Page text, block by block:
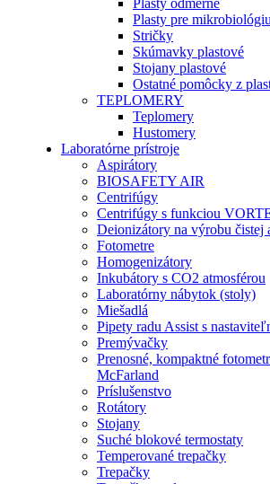
Plasty odmerné
Plasty pre mikrobiológiu
Stričky
Skúmavky plastové
Stojany plastové
Ostatné pomôcky z
TEPLOMERY
Teplomery
Hustomery
Laboratórne prístroje
Aspirátory
BIOSAFETY AIR
Centrifúgy
Centrifúgy s funkciou
Deionizátory na výrobu čistej
Fotometre
Homogenizátory
Inkubátory s CO2 atmosférou
Laboratórny nábytok (stoly)
Miešadlá
Pipety radu Assist s
Premývačky
Prenosné, kompaktné
McFarland
Príslušenstvo
Rotátory
Stojany
Suché blokové termostaty
Temperované trepačky
Trepačky